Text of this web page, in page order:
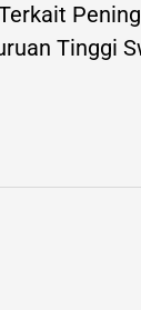
Tinggi